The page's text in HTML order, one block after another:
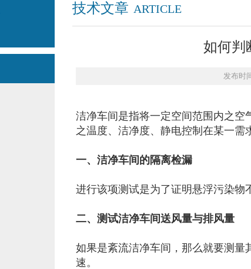
技术文章 ARTICLE
如何判
发布时
洁净车间是指将一定空间范围内之空
之温度、洁净度、静电控制在某一需
一、洁净车间的隔离检漏
进行该项测试是为了证明悬浮污染物
二、测试洁净车间送风量与排风量
如果是紊流洁净车间，那么就要测
速。